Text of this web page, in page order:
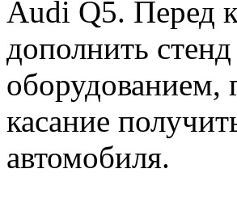
Audi Q5. Перед
дополнить
касание
автомобиля.